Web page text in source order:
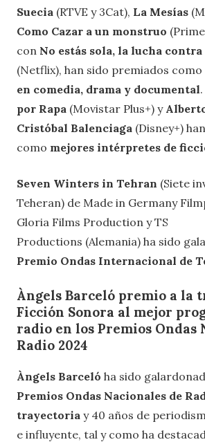
Suecia (RTVE y 3Cat), La Mesías
Como Cazar a un monstruo
con No estás sola, la lucha contra
(Netflix), han sido premiados como
en comedia, drama y documental.
por Rapa (Movistar Plus+) y
Cristóbal Balenciaga (Disney+)
como mejores intérpretes de
Seven Winters in Tehran (Siete
Teheran) de Made in Germany
Gloria Films Production y TS
Productions (Alemania) ha sido
Premio Ondas Internacional de
Àngels Barceló premio a la
Ficción Sonora al mejor
radio en los Premios Ondas
Radio 2024
Àngels Barceló ha sido
Premios Ondas Nacionales de
trayectoria y 40 años de
e influyente, tal y como ha